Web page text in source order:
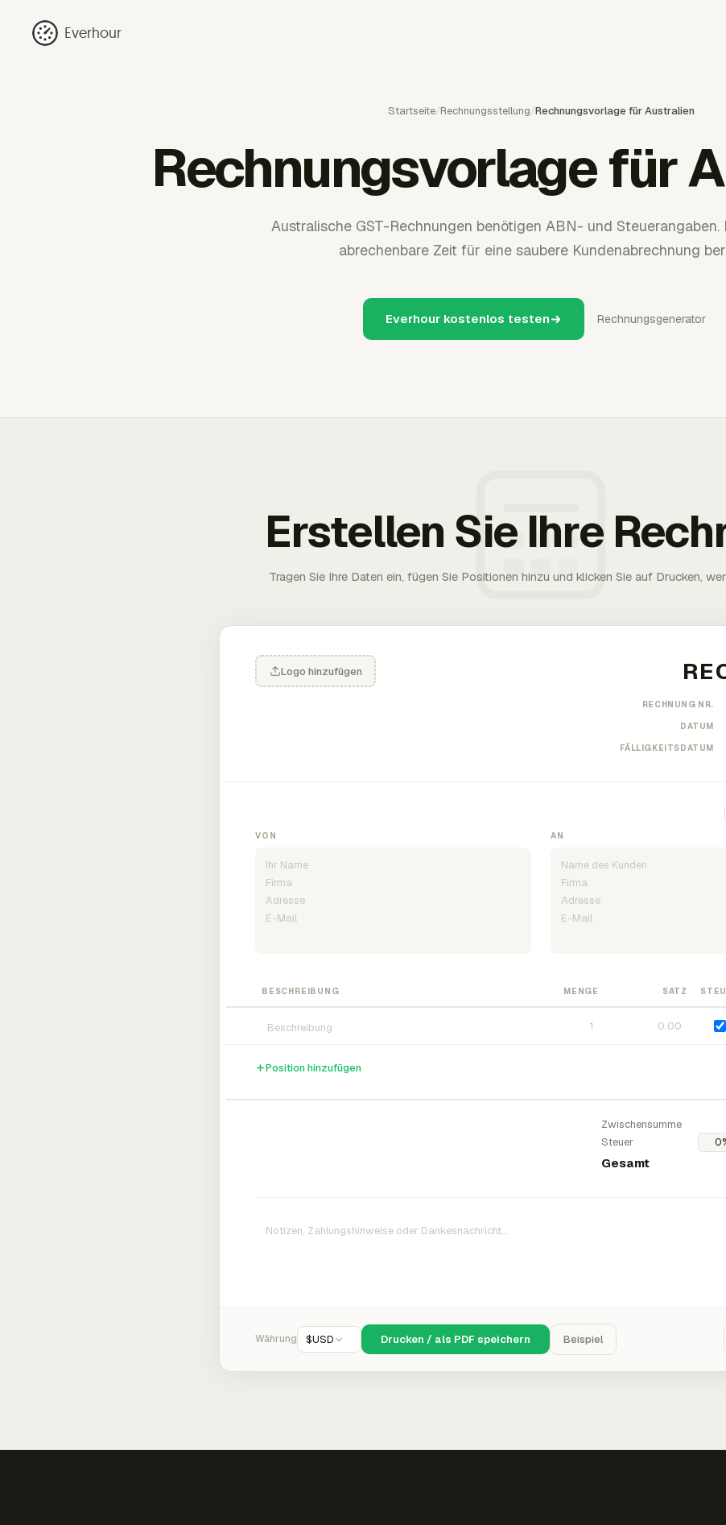
Everhour
Startseite/Rechnungsstellung/Rechnungsvorlage für Australien
Rechnungsvorlage für
Australische GST-Rechnungen benötigen ABN- und Steuerangaben.
abrechenbare Zeit für eine saubere Kundenabrechnung
Everhour kostenlos testen Rechnungsgenerator
Erstellen Sie Ihre
Tragen Sie Ihre Daten ein, fügen Sie Positionen hinzu und klicken Sie auf Drucken,
Logo hinzufügen
RECHNUNG NR.
DATUM
FÄLLIGKEITSDATUM
VON AN
BESCHREIBUNG MENGE SATZ
Position hinzufügen
Zwischensumme
Steuer
Gesamt
Währung $USD Drucken / als PDF speichern Beispiel